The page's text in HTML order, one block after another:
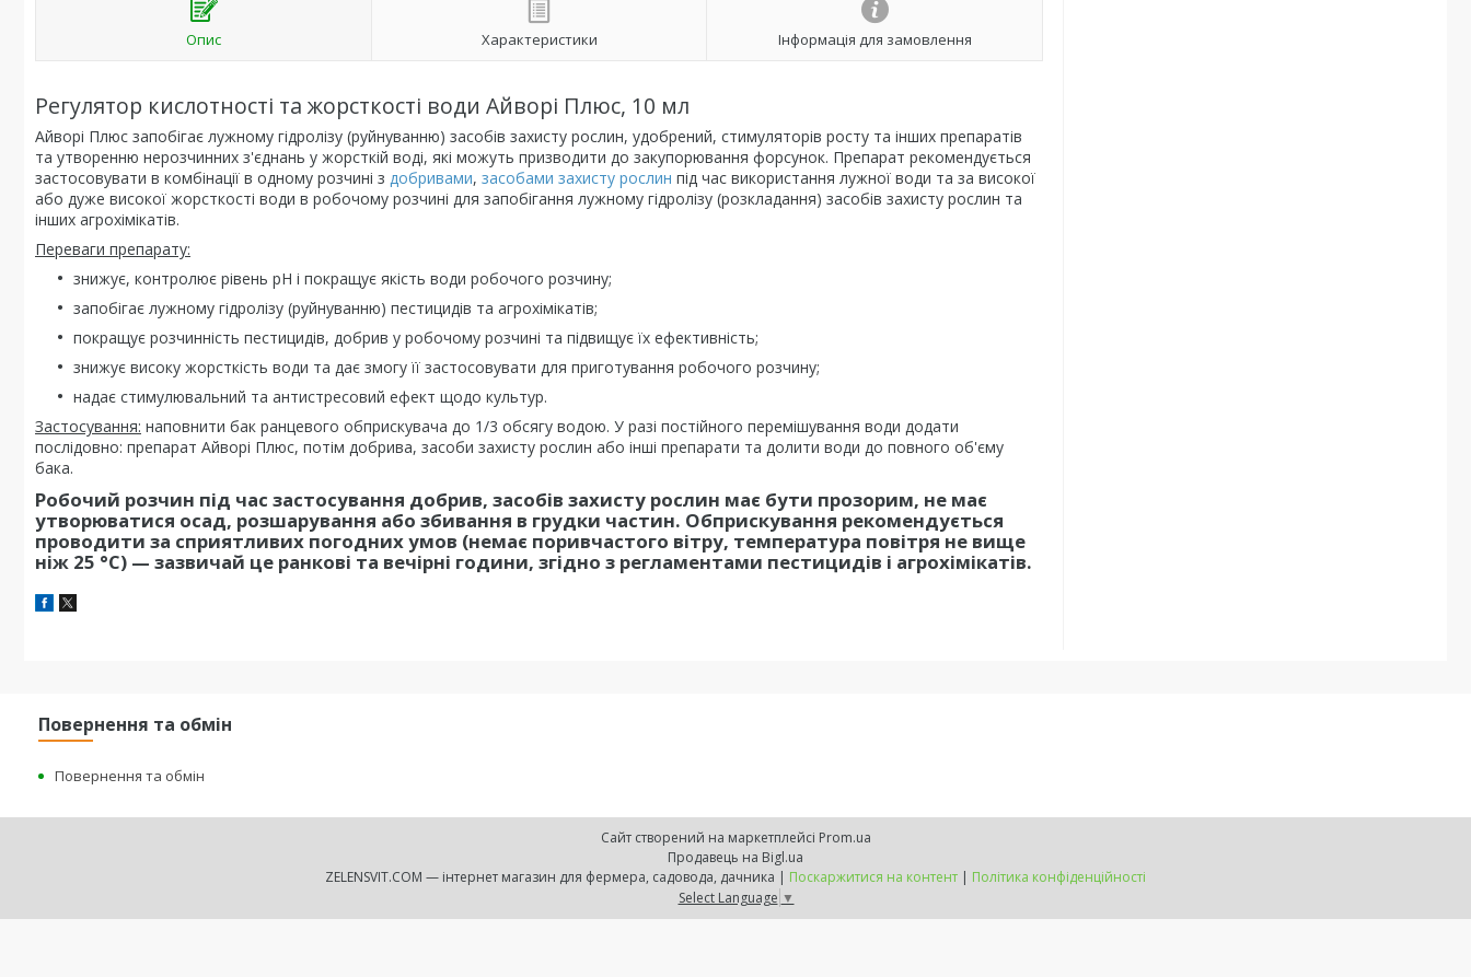
Опис Характеристики Інформація для замовлення
Регулятор кислотності та жорсткості води Айворі Плюс, 10 мл
Айворі Плюс запобігає лужному гідролізу (руйнуванню) засобів захисту рослин, удобрений, стимуляторів росту та інших препаратів
та утворенню нерозчинних з'єднань у жорсткій воді, які можуть призводити до закупорювання форсунок. Препарат рекомендується
застосовувати в комбінації в одному розчині з добривами, засобами захисту рослин під час використання лужної води та за високої
або дуже високої жорсткості води в робочому розчині для запобігання лужному гідролізу (розкладання) засобів захисту рослин та
інших агрохімікатів.
Переваги препарату:
знижує, контролює рівень pH і покращує якість води робочого розчину;
запобігає лужному гідролізу (руйнуванню) пестицидів та агрохімікатів;
покращує розчинність пестицидів, добрив у робочому розчині та підвищує їх ефективність;
знижує високу жорсткість води та дає змогу її застосовувати для приготування робочого розчину;
надає стимулювальний та антистресовий ефект щодо культур.
Застосування: наповнити бак ранцевого обприскувача до 1/3 обсягу водою. У разі постійного перемішування води додати
послідовно: препарат Айворі Плюс, потім добрива, засоби захисту рослин або інші препарати та долити води до повного об'єму
бака.
Робочий розчин під час застосування добрив, засобів захисту рослин має бути прозорим, не має
утворюватися осад, розшарування або збивання в грудки частин. Обприскування рекомендується
проводити за сприятливих погодних умов (немає поривчастого вітру, температура повітря не вище
ніж 25 °C) — зазвичай це ранкові та вечірні години, згідно з регламентами пестицидів і агрохімікатів.
Повернення та обмін
Повернення та обмін
Сайт створений на маркетплейсі Prom.ua
Продавець на Bigl.ua
ZELENSVIT.COM — інтернет магазин для фермера, садовода, дачника | Поскаржитися на контент | Політика конфіденційності
Select Language ▼